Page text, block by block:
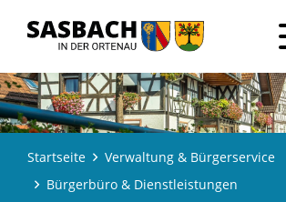
Startseite
Verwaltung & Bürgerservice
Bürgerbüro & Dienstleistungen